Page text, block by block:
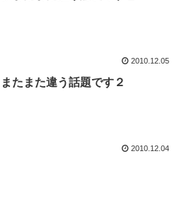
2010.12.05
またまた違う話題です２
2010.12.04